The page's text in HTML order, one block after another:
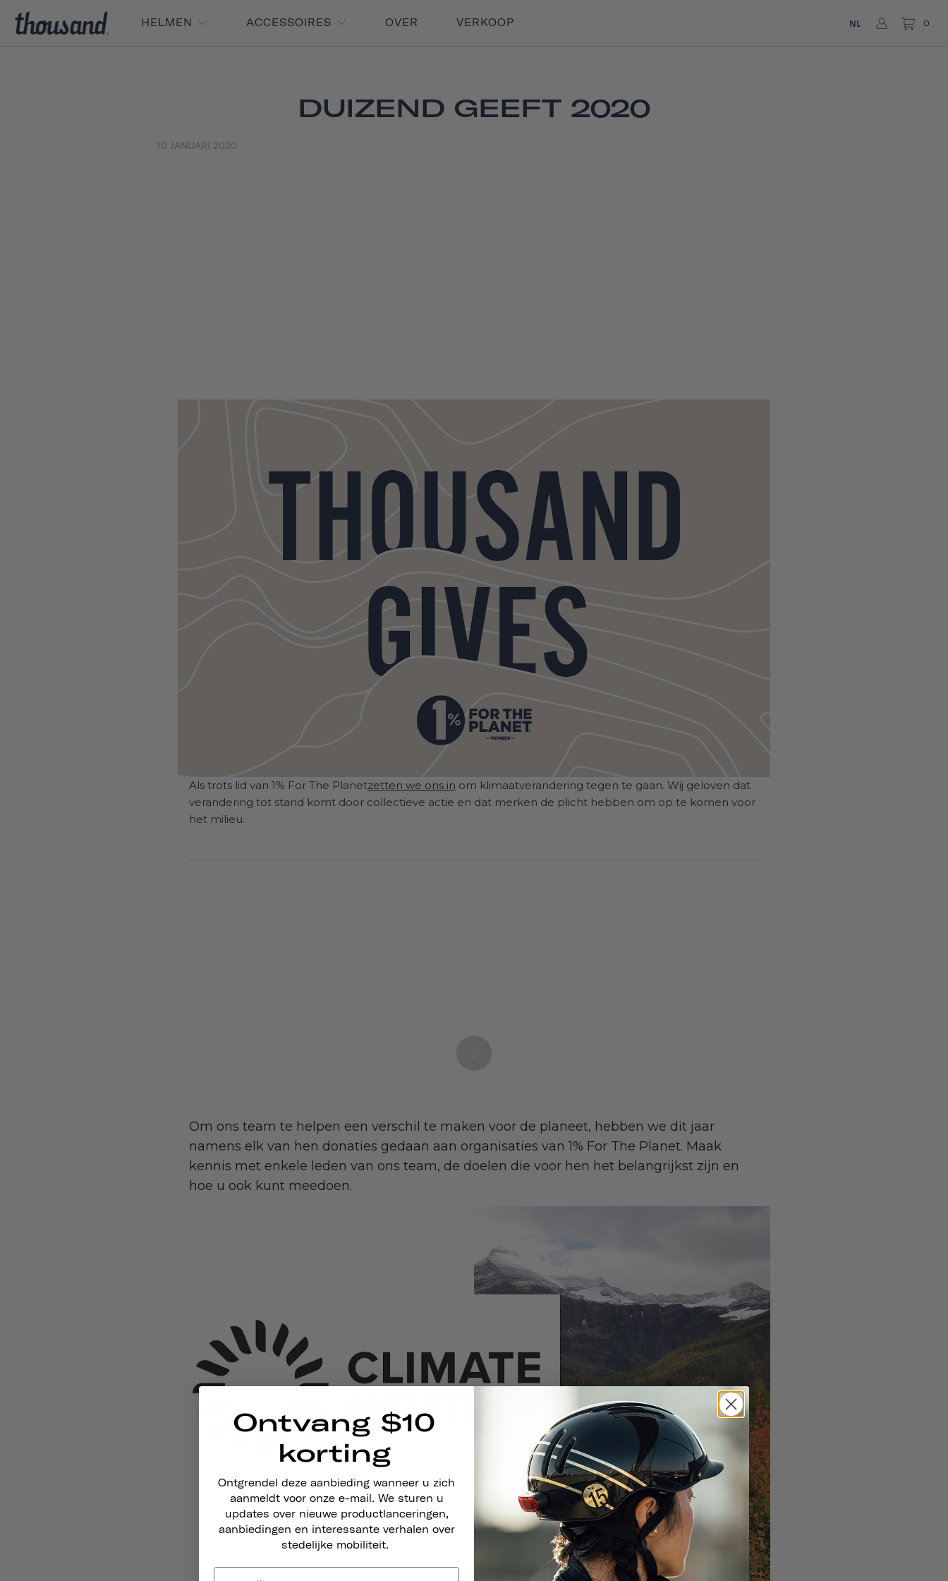
HELMEN ACCESSOIRES OVER VERKOOP NL 0
DUIZEND GEEFT 2020
10 JANUARI 2020
Als trots lid van 1% For The Planetzetten we ons in om klimaatverandering tegen te gaan. Wij geloven dat
verandering tot stand komt door collectieve actie en dat merken de plicht hebben om op te komen voor
het milieu.
Om ons team te helpen een verschil te maken voor de planeet, hebben we dit jaar
namens elk van hen donaties gedaan aan organisaties van 1% For The Planet. Maak
kennis met enkele leden van ons team, de doelen die voor hen het belangrijkst zijn en
hoe u ook kunt meedoen.
Ontvang $10
korting
Ontgrendel deze aanbieding wanneer u zich
aanmeldt voor onze e-mail. We sturen u
updates over nieuwe productlanceringen,
aanbiedingen en interessante verhalen over
stedelijke mobiliteit.